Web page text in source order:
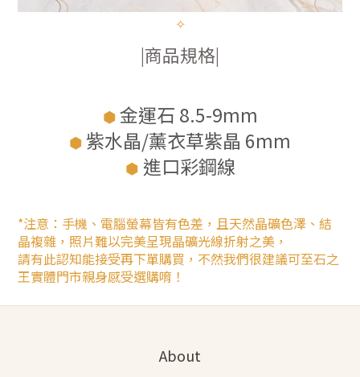
✧
|商品規格|
⬢金運石 8.5-9mm
⬢ 紫水晶/薰衣草紫晶 6mm
⬢ 進口彩鋼線
*注意：手機、電腦螢幕皆有色差，且天然晶礦色澤、結
晶複雜，照片難以完美呈現晶礦光線折射之美，
請有此認知能接受再下單購買，不然我們很建議可至石之
王實體門市親身感受選購唷！
About